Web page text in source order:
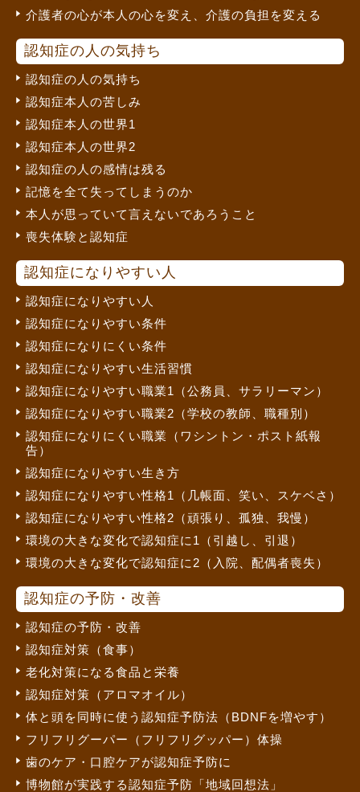
介護者の心が本人の心を変え、介護の負担を変える
認知症の人の気持ち
認知症の人の気持ち
認知症本人の苦しみ
認知症本人の世界1
認知症本人の世界2
認知症の人の感情は残る
記憶を全て失ってしまうのか
本人が思っていて言えないであろうこと
喪失体験と認知症
認知症になりやすい人
認知症になりやすい人
認知症になりやすい条件
認知症になりにくい条件
認知症になりやすい生活習慣
認知症になりやすい職業1（公務員、サラリーマン）
認知症になりやすい職業2（学校の教師、職種別）
認知症になりにくい職業（ワシントン・ポスト紙報
告）
認知症になりやすい生き方
認知症になりやすい性格1（几帳面、笑い、スケベさ）
認知症になりやすい性格2（頑張り、孤独、我慢）
環境の大きな変化で認知症に1（引越し、引退）
環境の大きな変化で認知症に2（入院、配偶者喪失）
認知症の予防・改善
認知症の予防・改善
認知症対策（食事）
老化対策になる食品と栄養
認知症対策（アロマオイル）
体と頭を同時に使う認知症予防法（BDNFを増やす）
フリフリグーパー（フリフリグッパー）体操
歯のケア・口腔ケアが認知症予防に
博物館が実践する認知症予防「地域回想法」